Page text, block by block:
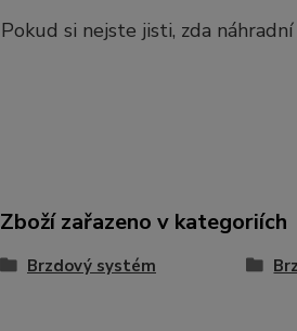
Pokud si nejste jisti, zda
Zboží zařazeno v kategoriích
Brzdový systém